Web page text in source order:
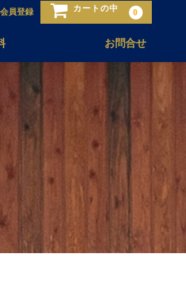
員登録 カートの中 0
お問合せ